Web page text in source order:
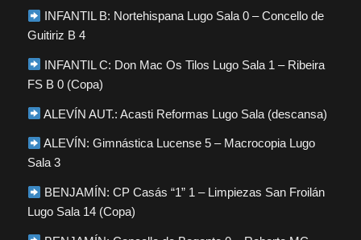
INFANTIL B: Nortehispana Lugo Sala 0 – Concello de
Guitiriz B 4
INFANTIL C: Don Mac Os Tilos Lugo Sala 1 – Ribeira
FS B 0 (Copa)
ALEVÍN AUT.: Acasti Reformas Lugo Sala (descansa)
ALEVÍN: Gimnástica Lucense 5 – Macrocopia Lugo
Sala 3
BENJAMÍN: CP Casás “1” 1 – Limpiezas San Froilán
Lugo Sala 14 (Copa)